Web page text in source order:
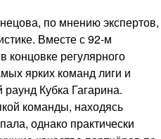
по мнению экспертов,
Вместе с 92-м
концовке регулярного
ярких команд лиги и
Кубка Гагарина.
команды, находясь
однако практически